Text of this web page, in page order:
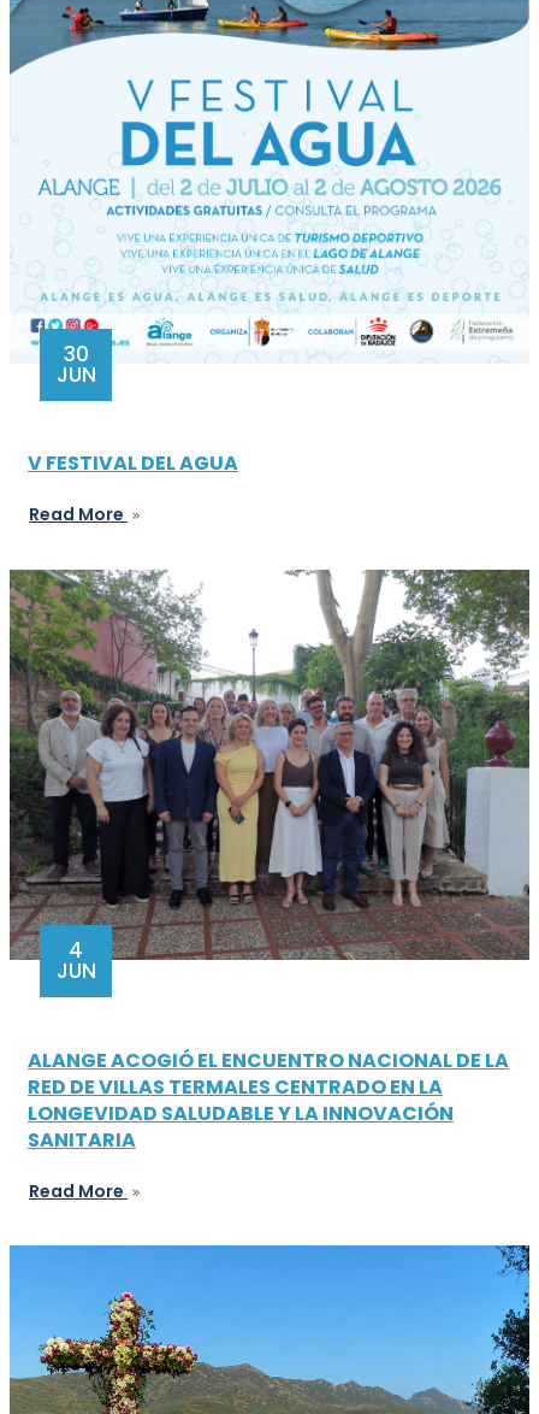
30
JUN
V FESTIVAL DEL AGUA
Read More
4
JUN
ALANGE ACOGIÓ EL ENCUENTRO NACIONAL DE LA
RED DE VILLAS TERMALES CENTRADO EN LA
LONGEVIDAD SALUDABLE Y LA INNOVACIÓN
SANITARIA
Read More